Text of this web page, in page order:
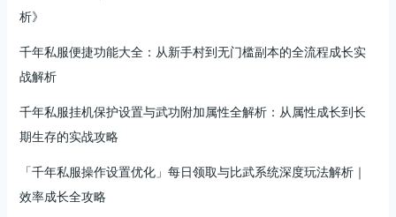
析》
千年私服便捷功能大全：从新手村到无门槛副本的全流程成长实
战解析
千年私服挂机保护设置与武功附加属性全解析：从属性成长到长
期生存的实战攻略
「千年私服操作设置优化」每日领取与比武系统深度玩法解析｜
效率成长全攻略